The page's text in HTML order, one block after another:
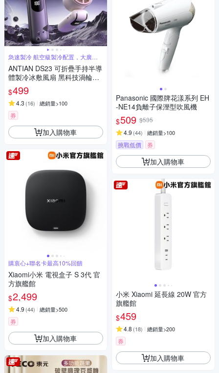
急速製冷 航空級製冷配置，大廣域
覆蓋送風
ANTIAN DS23 可折疊手持半導
體製冷冰敷風扇 黑科技渦輪迷
你高速風扇 隨身掛脖風扇
$499
4.3 (16) 總銷量>100
券
加入購物車
購衷心+聯名卡最高10%回饋
Xiaomi小米 電視盒子 S 3代 官
方旗艦館
$2,499
4.9 (44) 總銷量>500
券
加入購物車
Panasonic 國際牌花漾系列 EH
-NE14負離子保溼型吹風機
$509 $535
4.9 (44) 總銷量>100
挑戰低價 券
加入購物車
小米 Xiaomi 延長線 20W 官方
旗艦館
$459
4.8 (18) 總銷量>200
券
加入購物車